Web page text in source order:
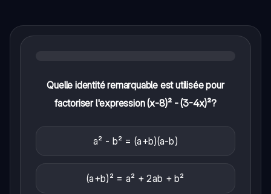
Quelle identité remarquable est utilisée pour
factoriser l'expression (x-8)² - (3-4x)²?
a² - b² = (a+b)(a-b)
(a+b)² = a² + 2ab + b²